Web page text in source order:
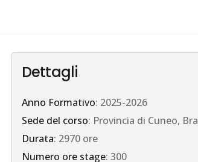
Dettagli
Anno Formativo: 2025-2026
Sede del corso: Provincia di Cuneo, Bra
Durata: 2970 ore
Numero ore stage: 300